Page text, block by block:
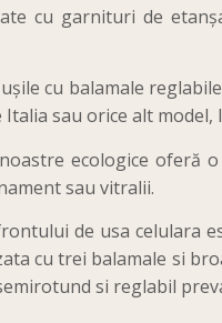
cu garnituri de
cu balamale
Italia sau orice alt model,
ecologice oferă
sau vitralii.
de usa celulara
cu trei balamale si
si reglabil